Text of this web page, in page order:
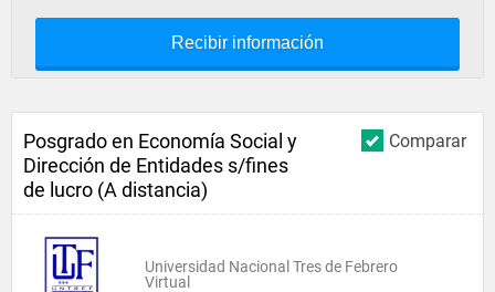
Recibir información
Comparar
Posgrado en Economía Social y
Dirección de Entidades s/fines
de lucro (A distancia)
Universidad Nacional Tres de Febrero
Virtual